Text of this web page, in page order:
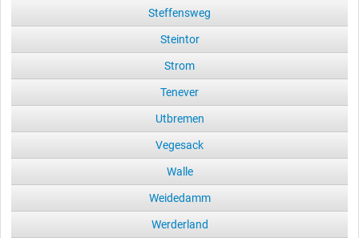
Steffensweg
Steintor
Strom
Tenever
Utbremen
Vegesack
Walle
Weidedamm
Werderland